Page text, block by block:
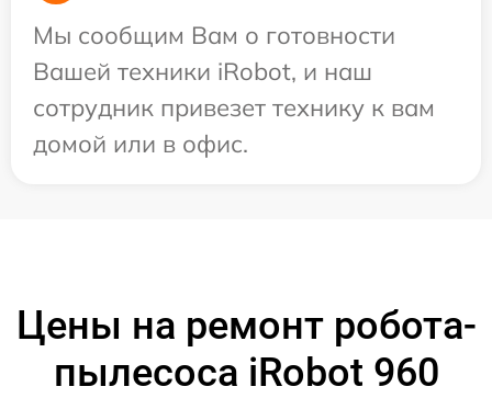
Мы сообщим Вам о готовности
Вашей техники iRobot, и наш
сотрудник привезет технику к вам
домой или в офис.
Цены на ремонт робота-
пылесоса iRobot 960